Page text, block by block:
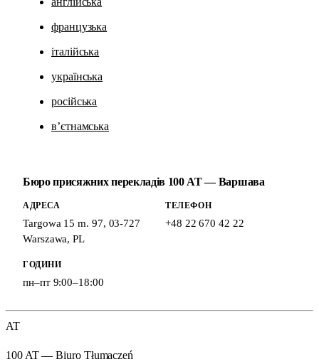
французька
італійська
українська
російська
в’єтнамська
Бюро присяжних перекладів 100 AT — Варшава
АДРЕСА
Targowa 15 m. 97, 03-727
Warszawa,PL
ТЕЛЕФОН
+48 22 670 42 22
ГОДИНИ
пн–пт 9:00–18:00
AT
100 AT — Biuro Tłumaczeń